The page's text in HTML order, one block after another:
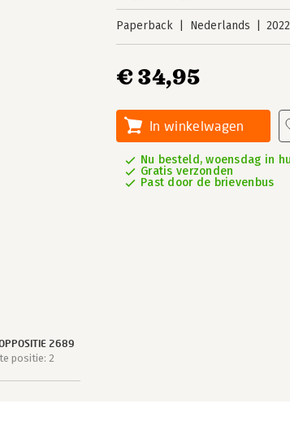
2689
positie: 2
Paperback Nederlands 2022
€ 34,95
In winkelwagen
Nu besteld, woensdag in
Gratis verzonden
Past door de brievenbus